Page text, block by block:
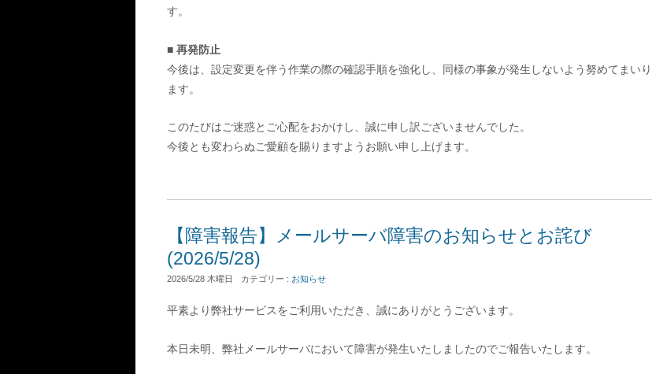
す。
■ 再発防止
今後は、設定変更を伴う作業の際の確認手順を強化し、同様の事象が発生しないよう努めてまいり
ます。
このたびはご迷惑とご心配をおかけし、誠に申し訳ございませんでした。
今後とも変わらぬご愛顧を賜りますようお願い申し上げます。
【障害報告】メールサーバ障害のお知らせとお詫び
(2026/5/28)
2026/5/28 木曜日 カテゴリー : お知らせ
平素より弊社サービスをご利用いただき、誠にありがとうございます。
本日未明、弊社メールサーバにおいて障害が発生いたしましたのでご報告いたします。